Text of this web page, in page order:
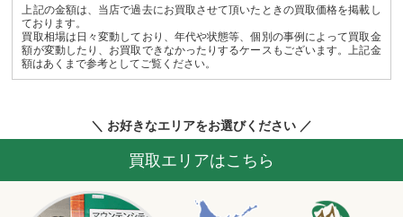
上記の金額は、当店で過去にお買取させて頂いたときの買取価格を掲載し
ております。
買取相場は日々変動しており、年代や状態等、個別の事例によって買取金
額が変動したり、お買取できなかったりするケースもございます。上記金
額はあくまで参考としてご覧ください。
＼ お好きなエリアをお選びください ／
買取エリアはこちら